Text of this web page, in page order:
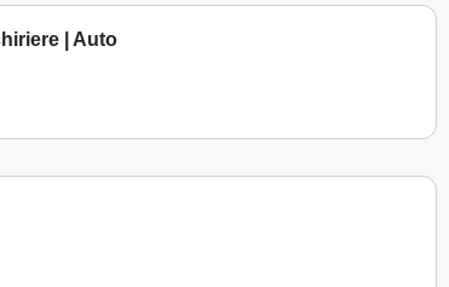
| Auto